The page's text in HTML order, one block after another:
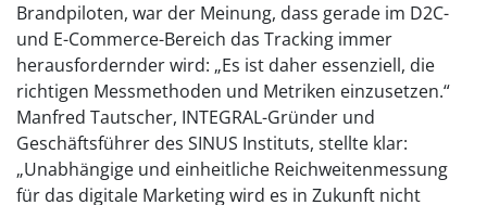
Brandpiloten, war der Meinung, dass gerade im D2C-
und E-Commerce-Bereich das Tracking immer
herausfordernder wird: „Es ist daher essenziell, die
richtigen Messmethoden und Metriken einzusetzen.“
Manfred Tautscher, INTEGRAL-Gründer und
Geschäftsführer des SINUS Instituts, stellte klar:
„Unabhängige und einheitliche Reichweitenmessung
für das digitale Marketing wird es in Zukunft nicht